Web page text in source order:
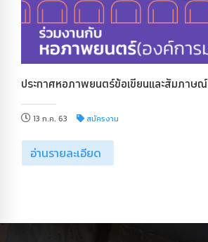
ประกาศหอภาพยนตร์ข้อเขียนและสัมภาษณ์
13 ก.ค. 63 สมัครงาน
อ่านรายละเอียด